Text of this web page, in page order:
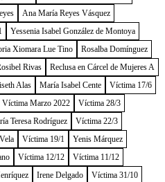
Ana María Reyes Vásquez
Yessenia Isabel González de Montoya
Xiomara Lue Tino
Rosalba Domínguez
Rivas
Reclusa en Cárcel de Mujeres A
Alas María Isabel Cente
Víctima 17/6
Víctima Marzo 2022
Víctima 28/3
Teresa Rodríguez
Víctima 22/3
Víctima 19/1
Yenis Márquez
Víctima 12/12
Víctima 11/12
Irene Delgado
Víctima 31/10